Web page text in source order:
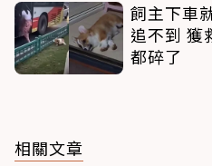
飼主下車
追不到 獲
都碎了
相關文章